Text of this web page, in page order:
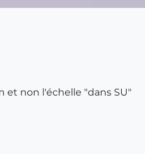
et non l'échelle "dans SU"